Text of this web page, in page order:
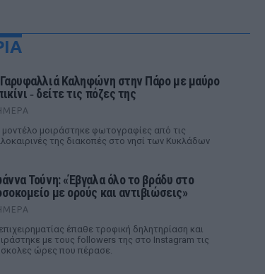
Καληφώνη στην Πάρο με μαύρο
‑ δείτε τις πόζες της
μοντέλο μοιράστηκε φωτογραφίες από τις
της διακοπές στο νησί των Κυκλάδων
Τούνη: «Έβγαλα όλο το βράδυ στο
με ορούς και αντιβιώσεις»
έπαθε τροφική δηλητηρίαση και
με τους followers της στο Instagram τις
ώρες που πέρασε.